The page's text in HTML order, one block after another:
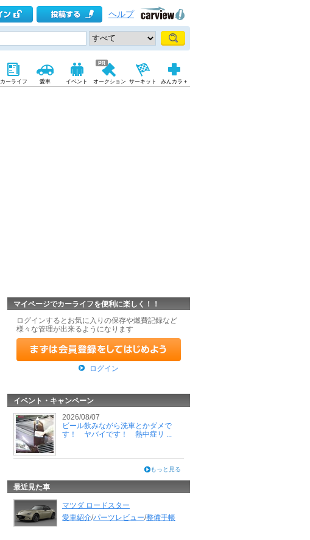
ヘルプ
カーライフ 愛車 イベント オークション サーキット みんカラ＋
マイページでカーライフを便利に楽しく！！
ログインするとお気に入りの保存や燃費記録など
様々な管理が出来るようになります
ログイン
イベント・キャンペーン
2026/08/07
ビール飲みながら洗車とかダメで
す！ ヤバイです！ 熱中症リ ...
もっと見る
最近見た車
マツダ ロードスター
愛車紹介/パーツレビュー/整備手帳